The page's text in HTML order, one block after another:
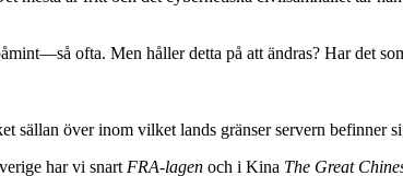
ofta. Men håller detta på att ändras? Har det
sällan över inom vilket lands gränser servern befinner
har vi snart FRA-lagen och i Kina The Great